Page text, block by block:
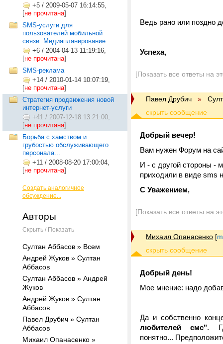
+5 / 2009-05-07 16:14:55,
[не прочитана]
SMS-услуги для
пользователей мобильной
связи. Медиапланирование
+6 / 2004-04-13 11:19:16,
[не прочитана]
SMS-реклама
+14 / 2010-01-14 10:07:19,
[не прочитана]
Стратегия продвижения новой
интернет-услуги
+41 / 2007-12-18 13:21:00,
[не прочитана]
Борьба с хамством и
грубостью обслуживающего
персонала...
+11 / 2008-08-20 17:00:04,
[не прочитана]
Создать аналогичное
обсуждение...
Авторы
Скрыть / Показать
Султан Аббасов » Всем
Андрей Жуков » Султан
Аббасов
Султан Аббасов » Андрей
Жуков
Андрей Жуков » Султан
Аббасов
Павел Друбич » Султан
Аббасов
Михаил Опанасенко »
Ведь рано или поздно
Успеха,
[Показать все ответы на
Павел Друбич »
Добрый вечер!
Вам нужен Форум на
И - с другой стороны -
приходили в виде sms
С Уважением,
[Показать все ответы на
Михаил Опанасенко [
Добрый день!
Мое мнение: надо
Да и собственно
любителей смс".
понятно...